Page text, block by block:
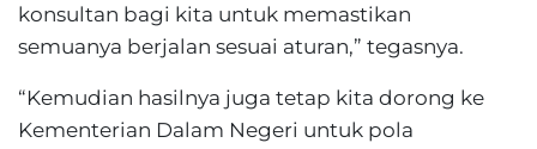
konsultan bagi kita untuk memastikan
semuanya berjalan sesuai aturan,” tegasnya.
“Kemudian hasilnya juga tetap kita dorong ke
Kementerian Dalam Negeri untuk pola